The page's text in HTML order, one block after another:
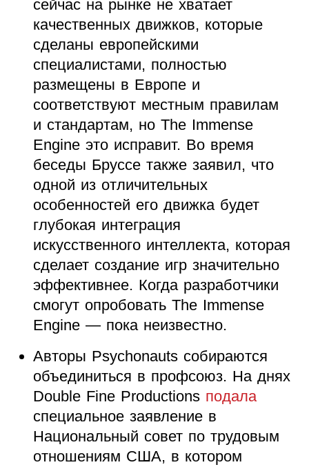
сейчас на рынке не хватает
качественных движков, которые
сделаны европейскими
специалистами, полностью
размещены в Европе и
соответствуют местным правилам
и стандартам, но The Immense
Engine это исправит. Во время
беседы Бруссе также заявил, что
одной из отличительных
особенностей его движка будет
глубокая интеграция
искусственного интеллекта, которая
сделает создание игр значительно
эффективнее. Когда разработчики
смогут опробовать The Immense
Engine — пока неизвестно.
Авторы Psychonauts собираются
объединиться в профсоюз. На днях
Double Fine Productions подала
специальное заявление в
Национальный совет по трудовым
отношениям США, в котором